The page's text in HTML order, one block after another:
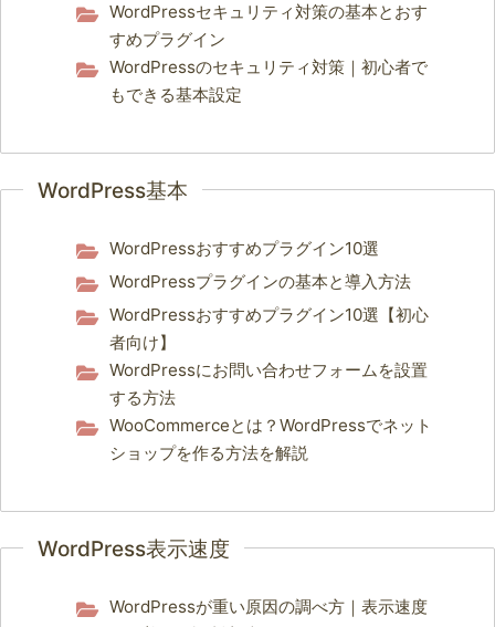
WordPressセキュリティ対策の基本とおす
すめプラグイン
WordPressのセキュリティ対策｜初心者で
もできる基本設定
WordPress基本
WordPressおすすめプラグイン10選
WordPressプラグインの基本と導入方法
WordPressおすすめプラグイン10選【初心
者向け】
WordPressにお問い合わせフォームを設置
する方法
WooCommerceとは？WordPressでネット
ショップを作る方法を解説
WordPress表示速度
WordPressが重い原因の調べ方｜表示速度